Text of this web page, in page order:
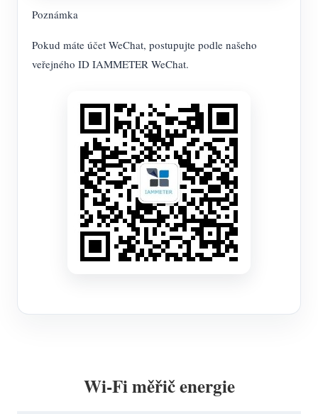
Poznámka
Pokud máte účet WeChat, postupujte podle našeho
veřejného ID IAMMETER WeChat.
Wi-Fi měřič energie